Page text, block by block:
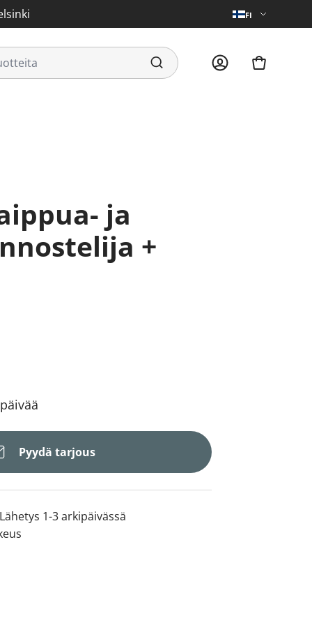
FI
+
Pyydä tarjous
Lähetys 1-3 arkipäivässä